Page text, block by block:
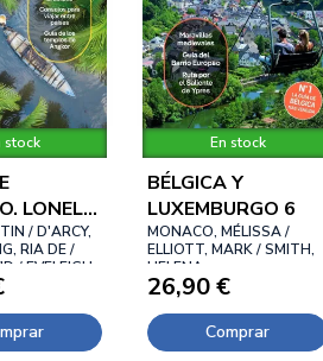
stock
LONELY
/ D'ARCY,
RIA DE /
/ EVELEIGH,
/ REID,
En stock
BÉLGICA Y
LUXEMBURGO 6
MONACO, MÉLISSA /
ELLIOTT, MARK / SMITH,
HELENA
26,90 €
Comprar